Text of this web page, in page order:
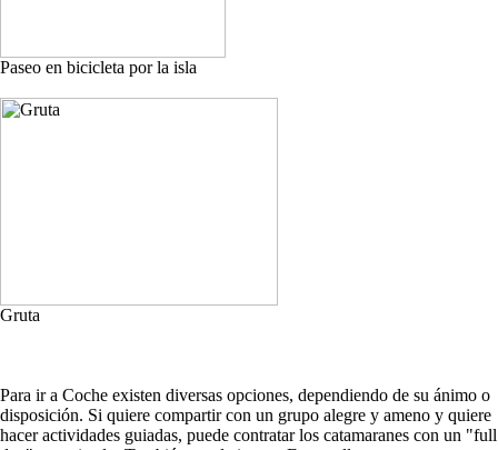
Paseo en bicicleta por la isla
Gruta
Para ir a Coche existen diversas opciones, dependiendo de su ánimo o
disposición. Si quiere compartir con un grupo alegre y ameno y quiere
hacer actividades guiadas, puede contratar los catamaranes con un "full